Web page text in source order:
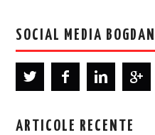
SOCIAL MEDIA BOGDAN
ARTICOLE RECENTE